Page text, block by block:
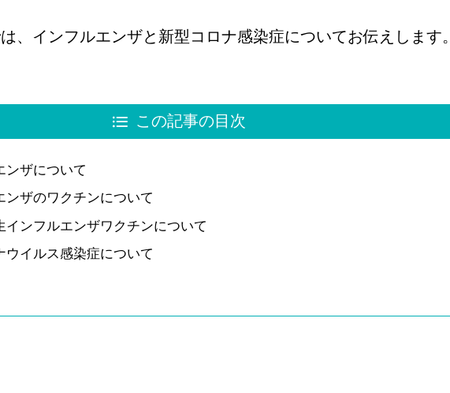
、インフルエンザと新型コロナ感染症についてお伝えします。
この記事の目次
ンザについて
ンザのワクチンについて
インフルエンザワクチンについて
ウイルス感染症について